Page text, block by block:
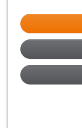
Typ
Erstellungsdatum
Alter